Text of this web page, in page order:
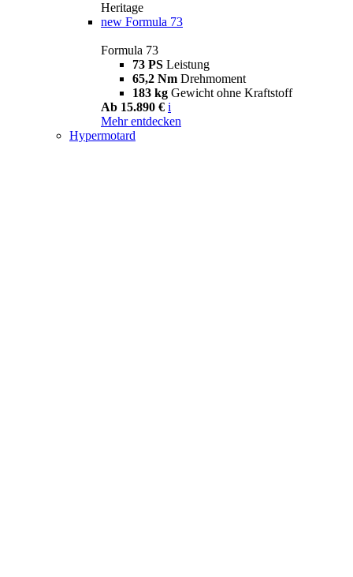
Heritage
new Formula 73
Formula 73
73 PS Leistung
65,2 Nm Drehmoment
183 kg Gewicht ohne Kraftstoff
Ab 15.890 € i
Mehr entdecken
Hypermotard